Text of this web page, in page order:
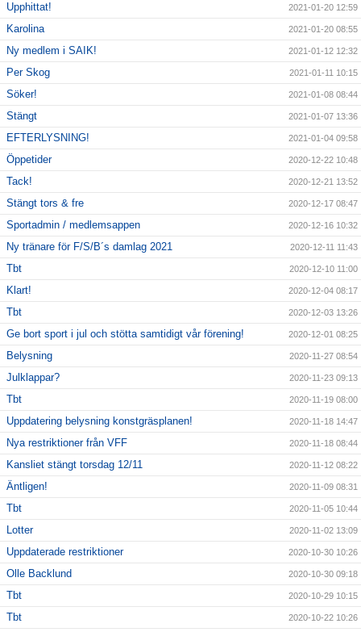
Upphittat! 2021-01-20 12:59
Karolina 2021-01-20 08:55
Ny medlem i SAIK! 2021-01-12 12:32
Per Skog 2021-01-11 10:15
Söker! 2021-01-08 08:44
Stängt 2021-01-07 13:36
EFTERLYSNING! 2021-01-04 09:58
Öppetider 2020-12-22 10:48
Tack! 2020-12-21 13:52
Stängt tors & fre 2020-12-17 08:47
Sportadmin / medlemsappen 2020-12-16 10:32
Ny tränare för F/S/B´s damlag 2021 2020-12-11 11:43
Tbt 2020-12-10 11:00
Klart! 2020-12-04 08:17
Tbt 2020-12-03 13:26
Ge bort sport i jul och stötta samtidigt vår förening! 2020-12-01 08:25
Belysning 2020-11-27 08:54
Julklappar? 2020-11-23 09:13
Tbt 2020-11-19 08:00
Uppdatering belysning konstgräsplanen! 2020-11-18 14:47
Nya restriktioner från VFF 2020-11-18 08:44
Kansliet stängt torsdag 12/11 2020-11-12 08:22
Äntligen! 2020-11-09 08:31
Tbt 2020-11-05 10:44
Lotter 2020-11-02 13:09
Uppdaterade restriktioner 2020-10-30 10:26
Olle Backlund 2020-10-30 09:18
Tbt 2020-10-29 10:15
Tbt 2020-10-22 10:26